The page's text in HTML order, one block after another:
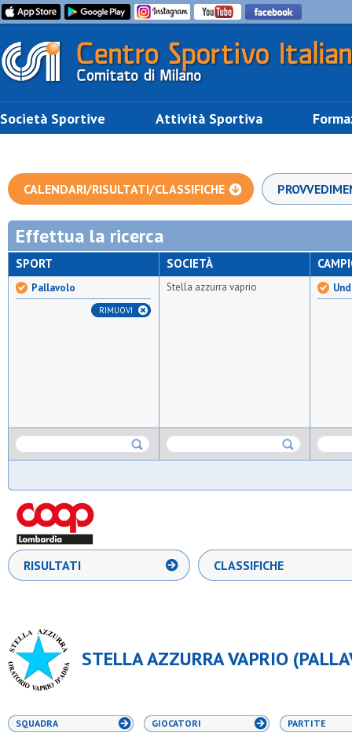
Società Sportive Attività Sportiva
CALENDARI/RISULTATI/CLASSIFICHE
Effettua la ricerca
SPORT
Pallavolo
RIMUOVI
SOCIETÀ
Stella azzurra vaprio
RISULTATI CLASSIFICHE
STELLA AZZURRA VAPRIO
SQUADRA GIOCATORI PARTITE